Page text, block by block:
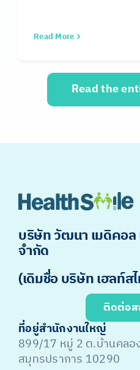
Read More
Read the
บริษัท วัฒนา เมดิคอล
จำกัด
(เดิมชื่อ บริษัท เฮลท์ส
ติดต่อ
ที่อยู่สำนักงานใหญ่
899/17 หมู่ 2 ต.บ้านคลอ
สมุทรปราการ 10290